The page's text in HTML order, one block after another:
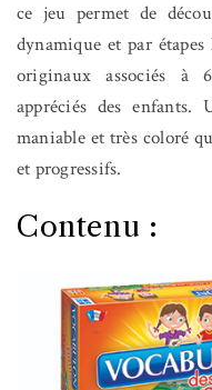
ce jeu permet de
dynamique et par étapes
originaux associés à
appréciés des
maniable et très coloré
et progressifs.
Contenu :